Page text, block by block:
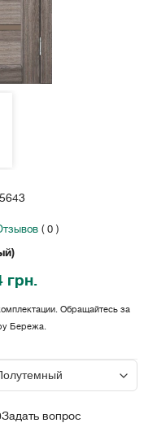
( 0 )
грн.
Обращайтесь за
Бережа.
Задать вопрос